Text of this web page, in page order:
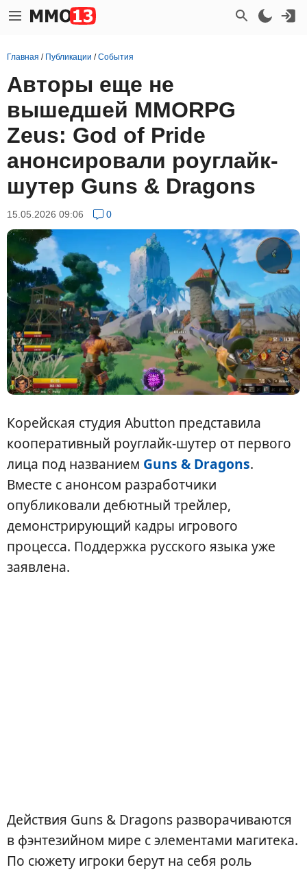
Главная / Публикации /События
Авторы еще не
вышедшей MMORPG
Zeus: God of Pride
анонсировали роуглайк-
шутер Guns & Dragons
15.05.2026 09:06 0
Корейская студия Abutton представила
кооперативный роуглайк-шутер от первого
лица под названием Guns & Dragons.
Вместе с анонсом разработчики
опубликовали дебютный трейлер,
демонстрирующий кадры игрового
процесса. Поддержка русского языка уже
заявлена.
Действия Guns & Dragons разворачиваются
в фэнтезийном мире с элементами магитека.
По сюжету игроки берут на себя роль